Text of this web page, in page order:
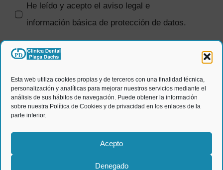
Esta web utiliza cookies propias y de terceros con una finalidad técnica,
personalización y analíticas para mejorar nuestros servicios mediante el
análisis de sus hábitos de navegación. Puede obtener la información
sobre nuestra Política de Cookies y de privacidad en los enlaces de la
parte inferior.
Acepto
Denegado
He leído y acepto el aviso legal e
información básica de protección de datos.
comerciales.
ENVIAR